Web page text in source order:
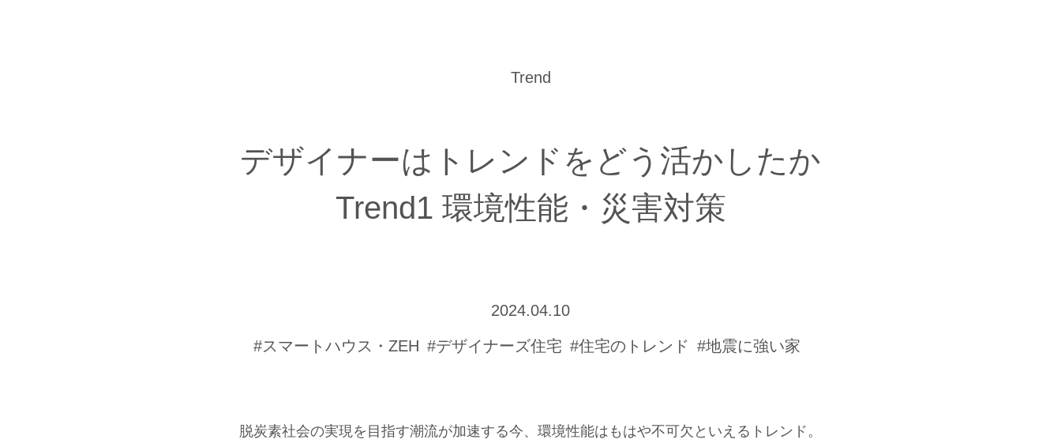
Trend
デザイナーはトレンドをどう活かしたか
Trend1 環境性能・災害対策
2024.04.10
#スマートハウス・ZEH #デザイナーズ住宅 #住宅のトレンド #地震に強い家
脱炭素社会の実現を目指す潮流が加速する今、環境性能はもはや不可欠といえるトレンド。